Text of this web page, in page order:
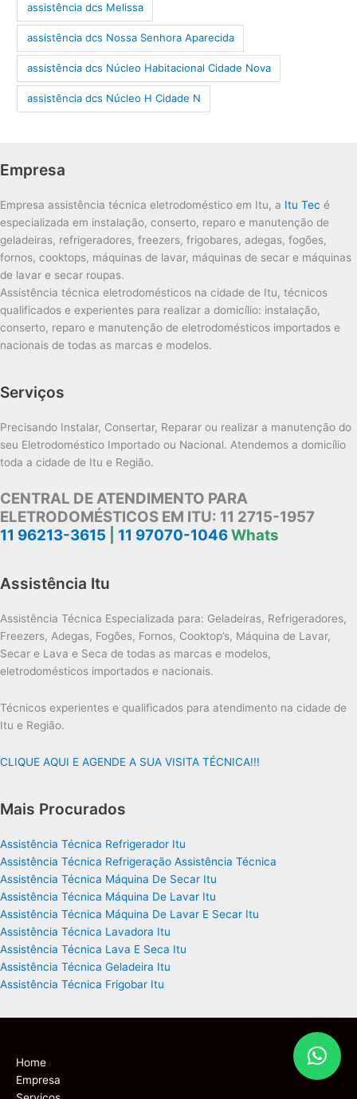
assistência dcs Melissa
assistência dcs Nossa Senhora Aparecida
assistência dcs Núcleo Habitacional Cidade Nova
assistência dcs Núcleo H Cidade N
Empresa
Empresa assistência técnica eletrodoméstico em Itu, a Itu Tec é
especializada em instalação, conserto, reparo e manutenção de
geladeiras, refrigeradores, freezers, frigobares, adegas, fogões,
fornos, cooktops, máquinas de lavar, máquinas de secar e máquinas
de lavar e secar roupas.
Assistência técnica eletrodomésticos na cidade de Itu, técnicos
qualificados e experientes para realizar a domicílio: instalação,
conserto, reparo e manutenção de eletrodomésticos importados e
nacionais de todas as marcas e modelos.
Serviços
Precisando Instalar, Consertar, Reparar ou realizar a manutenção do
seu Eletrodoméstico Importado ou Nacional. Atendemos a domicílio
toda a cidade de Itu e Região.
CENTRAL DE ATENDIMENTO PARA
ELETRODOMÉSTICOS EM ITU: 11 2715-1957
11 96213-3615
11 97070-1046Whats
Assistência Itu
Assistência Técnica Especializada para: Geladeiras, Refrigeradores,
Freezers, Adegas, Fogões, Fornos, Cooktop’s, Máquina de Lavar,
Secar e Lava e Seca de todas as marcas e modelos,
eletrodomésticos importados e nacionais.
Técnicos experientes e qualificados para atendimento na cidade de
Itu e Região.
CLIQUE AQUI E AGENDE A SUA VISITA TÉCNICA!!!
Mais Procurados
Assistência Técnica Refrigerador Itu
Assistência Técnica Refrigeração Assistência Técnica
Assistência Técnica Máquina De Secar Itu
Assistência Técnica Máquina De Lavar Itu
Assistência Técnica Máquina De Lavar E Secar Itu
Assistência Técnica Lavadora Itu
Assistência Técnica Lava E Seca Itu
Assistência Técnica Geladeira Itu
Assistência Técnica Frigobar Itu
Home
Empresa